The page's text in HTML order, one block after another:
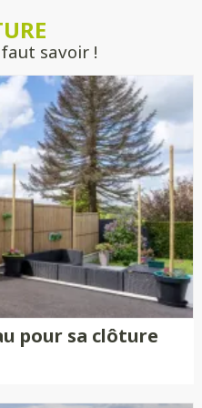
savoir !
pour sa clôture